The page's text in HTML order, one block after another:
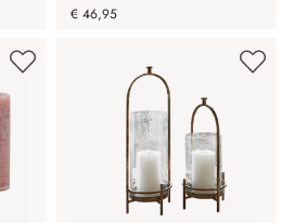
€ 46,95